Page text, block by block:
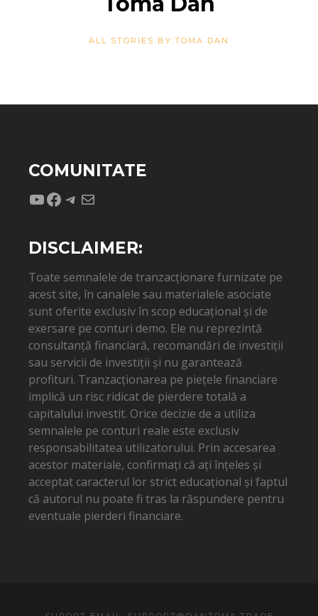
ALL STORIES BY:TOMA DAN
COMUNITATE
YouTube
Facebook
Telegram
Mail
DISCLAIMER:
Toate semnalele de tranzacționare furnizate pe
acest site, în canalele sau materialele asociate
sunt oferite exclusiv în scop educațional și de
exersare pe conturi demo. Ele nu reprezintă
consultanță financiară, recomandări de investiții
sau servicii de investiții și nu garantează
profituri. Tranzacționarea pe piețele financiare
implică un risc ridicat de pierdere totală a
capitalului investit. Orice decizie de a utiliza
semnalele pe conturi reale este exclusiv
responsabilitatea utilizatorului. Prin accesarea
acestor materiale, confirmați că ați înțeles și
acceptat caracterul lor strict educațional și faptul
că autorul nu poate fi tras la răspundere pentru
eventuale pierderi financiare.